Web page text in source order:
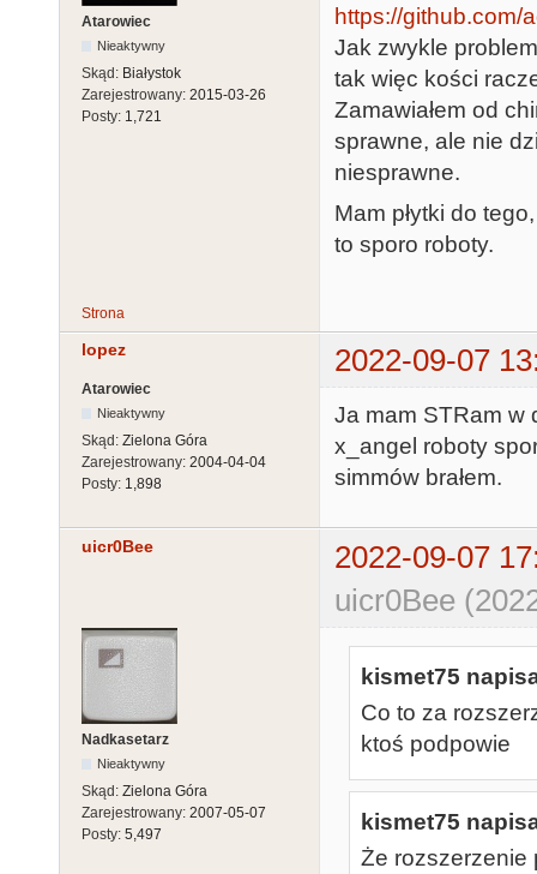
Atarowiec
Nieaktywny
Skąd: Białystok
Zarejestrowany: 2015-03-26
Posty: 1,721
https://github.com/
Jak zwykle
tak więc kości
Zamawiałem od
sprawne, ale nie
niesprawne.
Mam płytki do
to sporo roboty.
Strona
lopez 2022-09-07
Atarowiec
Nieaktywny
Skąd: Zielona Góra
Zarejestrowany: 2004-04-04
Posty: 1,898
Ja mam STRam w
x_angel roboty
simmów brałem.
uicr0Bee
2022-09-07
uicr0Bee
Nadkasetarz
Nieaktywny
Skąd: Zielona Góra
Zarejestrowany: 2007-05-07
Posty: 5,497
kismet75
Co to za
ktoś podpowie
kismet75
Że rozszerzenie